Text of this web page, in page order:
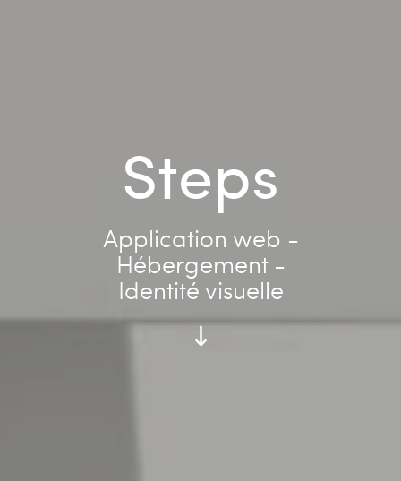
Steps
Application web -
Hébergement -
Identité visuelle